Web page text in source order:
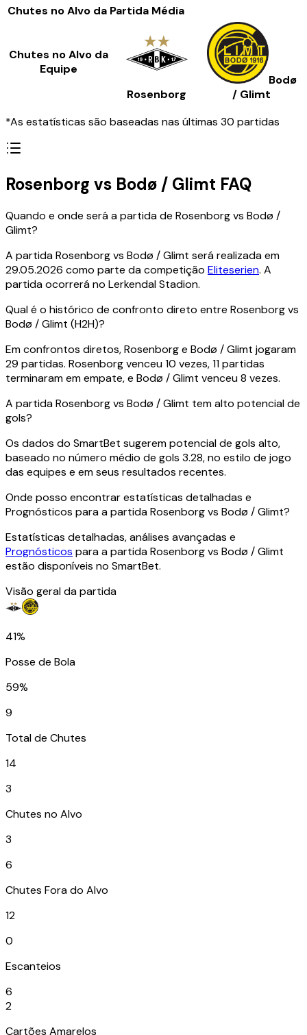
Chutes no Alvo da Partida Média
Chutes no Alvo da
Equipe
Rosenborg
Bodø
/ Glimt
*As estatísticas são baseadas nas últimas 30 partidas
Rosenborg vs Bodø / Glimt FAQ
Quando e onde será a partida de Rosenborg vs Bodø /
Glimt?
A partida Rosenborg vs Bodø / Glimt será realizada em
29.05.2026 como parte da competição Eliteserien. A
partida ocorrerá no Lerkendal Stadion.
Qual é o histórico de confronto direto entre Rosenborg vs
Bodø / Glimt (H2H)?
Em confrontos diretos, Rosenborg e Bodø / Glimt jogaram
29 partidas. Rosenborg venceu 10 vezes, 11 partidas
terminaram em empate, e Bodø / Glimt venceu 8 vezes.
A partida Rosenborg vs Bodø / Glimt tem alto potencial de
gols?
Os dados do SmartBet sugerem potencial de gols alto,
baseado no número médio de gols 3.28, no estilo de jogo
das equipes e em seus resultados recentes.
Onde posso encontrar estatísticas detalhadas e
Prognósticos para a partida Rosenborg vs Bodø / Glimt?
Estatísticas detalhadas, análises avançadas e
Prognósticos para a partida Rosenborg vs Bodø / Glimt
estão disponíveis no SmartBet.
Visão geral da partida
41%
Posse de Bola
59%
9
Total de Chutes
14
3
Chutes no Alvo
3
6
Chutes Fora do Alvo
12
0
Escanteios
6
2
Cartões Amarelos